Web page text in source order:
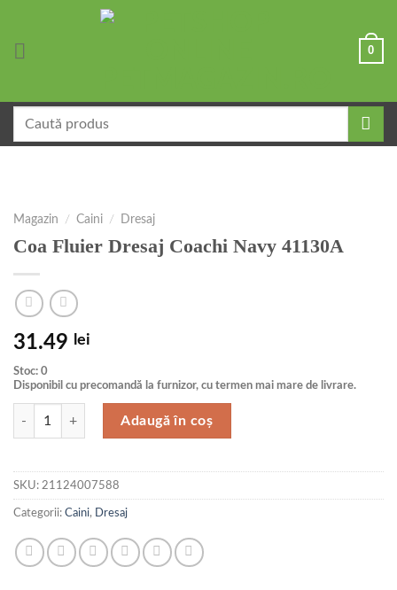
0
după:
Magazin / Caini / Dresaj
Coa Fluier Dresaj Coachi Navy 41130A
31.49 lei
Stoc: 0
Disponibil cu precomandă la furnizor, cu termen mai mare de livrare.
Cantitate Coa Fluier Dresaj Coachi Navy 41130A
Adaugă în coș
SKU: 21124007588
Categorii: Caini, Dresaj